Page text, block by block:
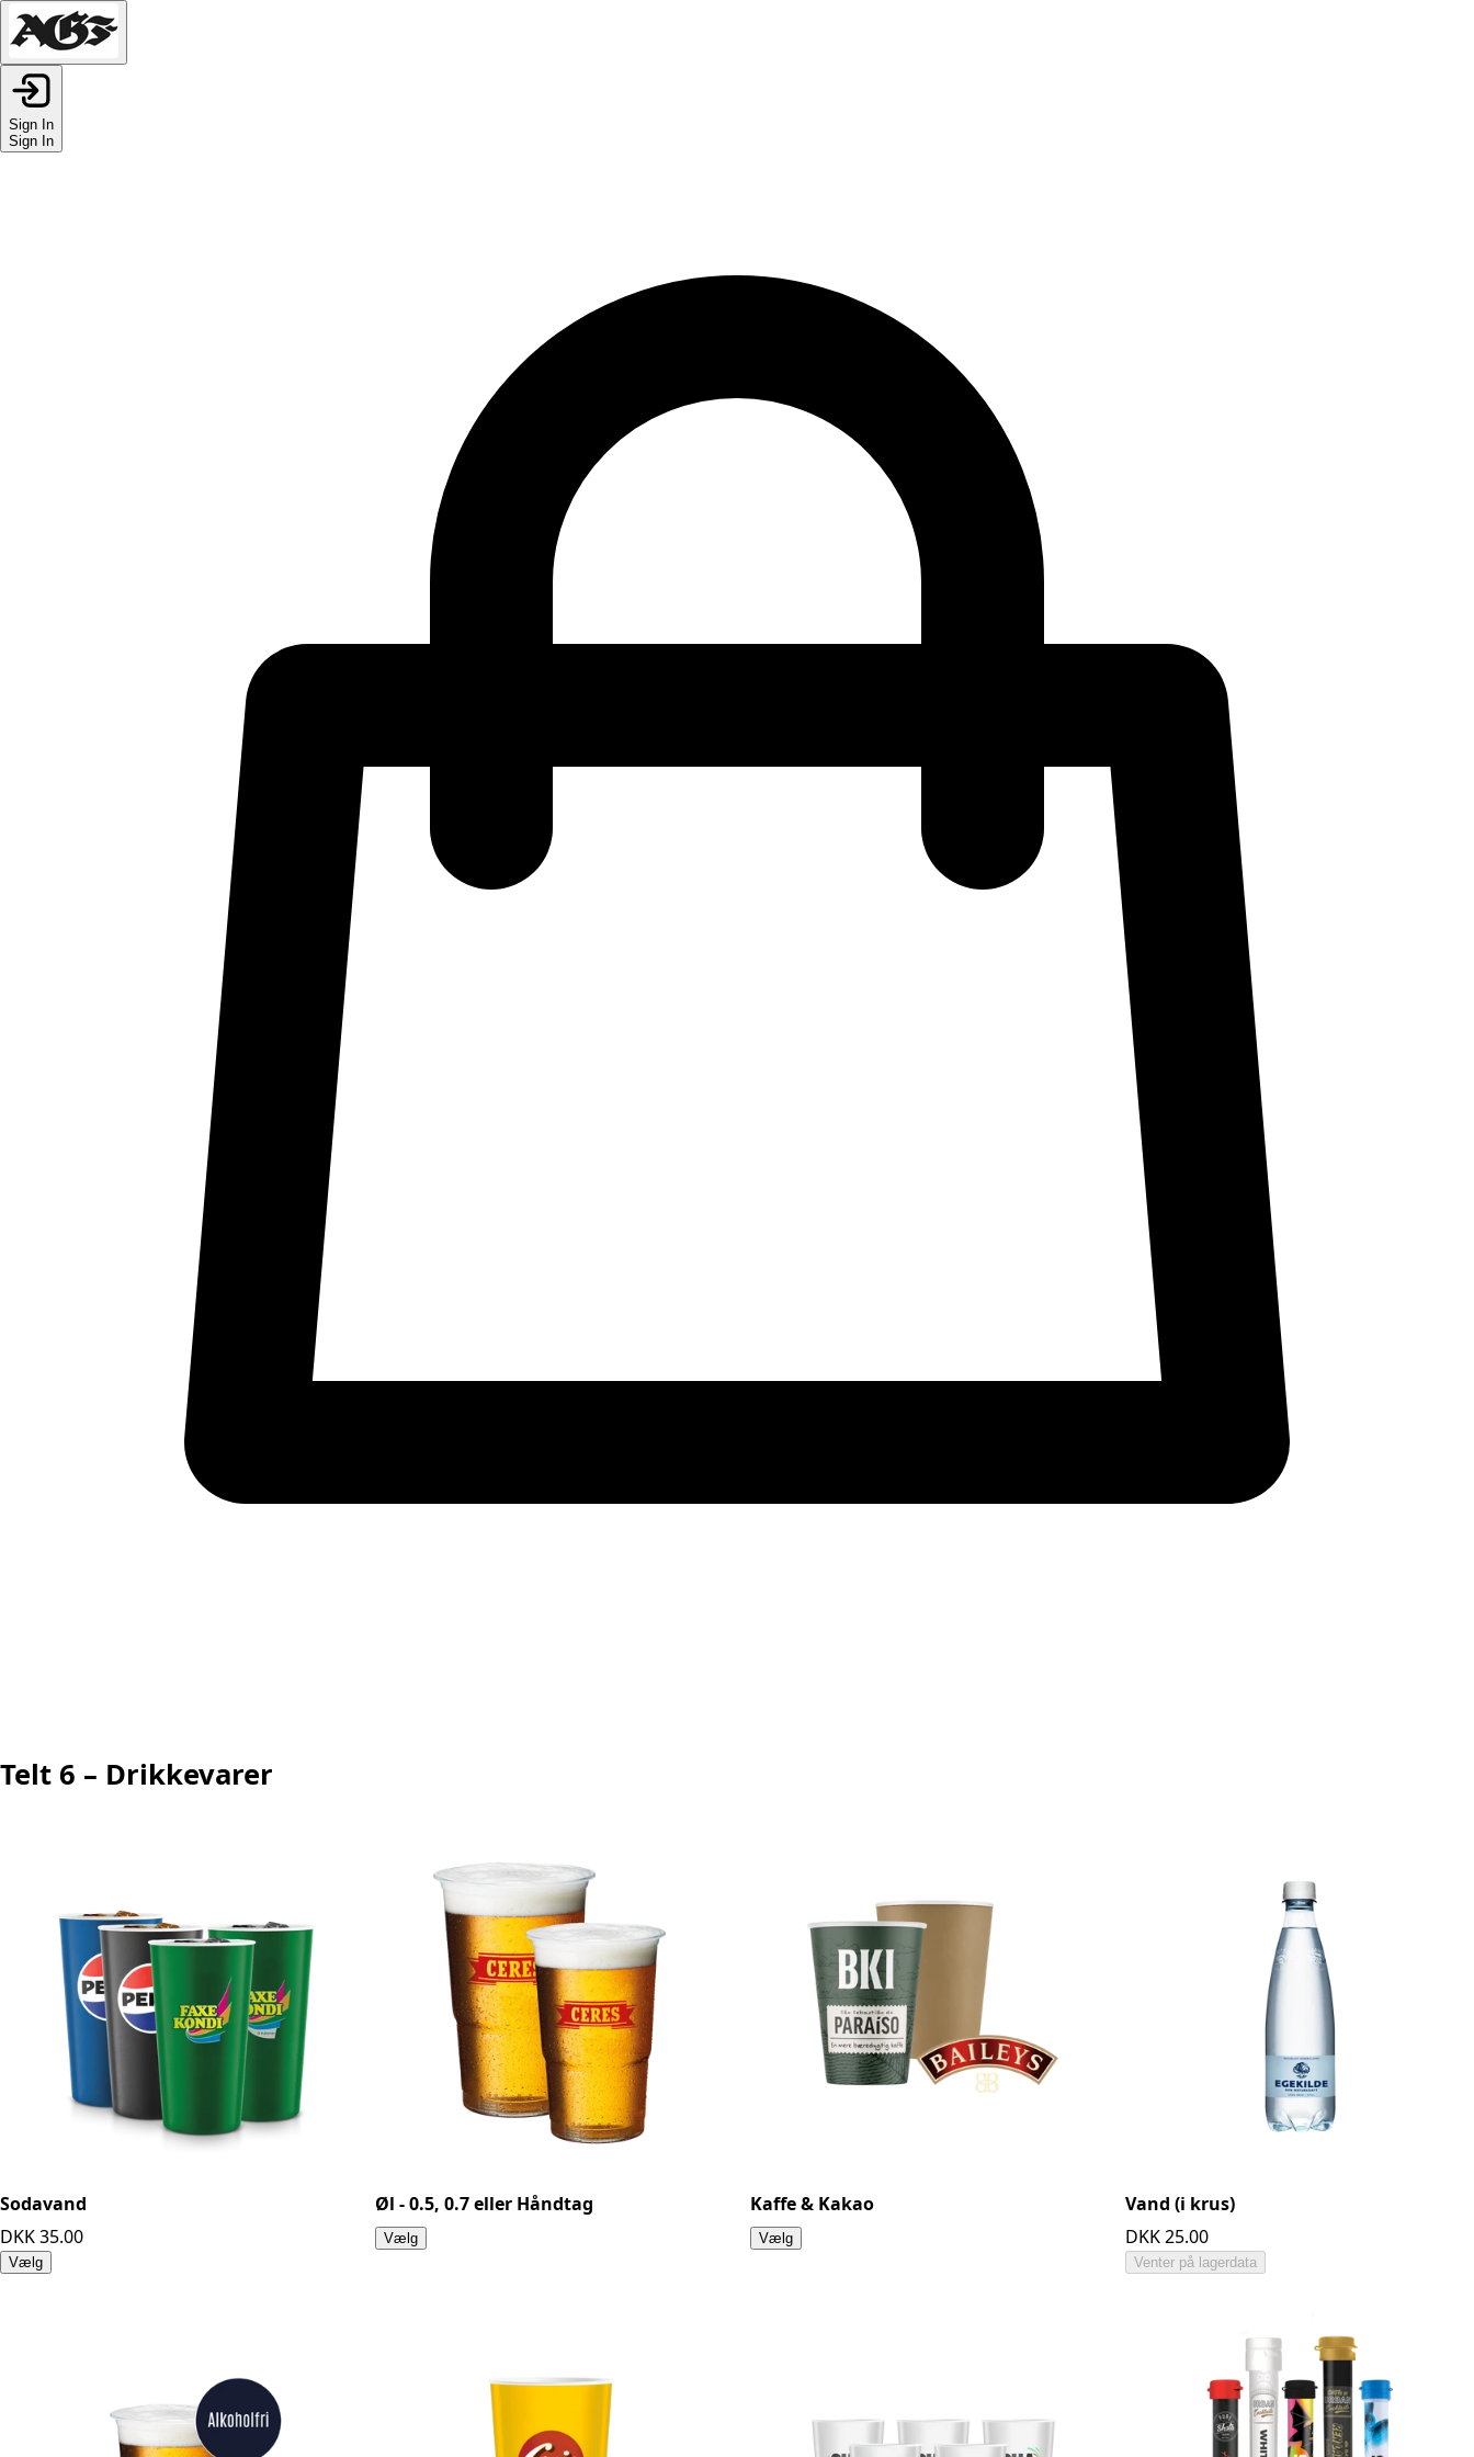
Sign In
Sign In
Telt 6 – Drikkevarer
Sodavand
DKK 35.00
Vælg
Øl - 0.5, 0.7 eller Håndtag
Vælg
Kaffe & Kakao
Vælg
Vand (i krus)
DKK 25.00
Venter på lagerdata